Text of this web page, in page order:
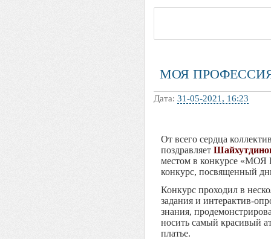
МОЯ
Дата: 31-05-2021, 16:23
От всего сердца
поздравляет
местом в конкурсе
конкурс, посвященный
Конкурс проходил в
задания и интерактив-
знания,
носить самый красивый
платье.